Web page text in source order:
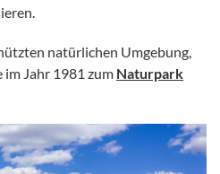
natürlichen Umgebung,
Jahr 1981 zum Naturpark